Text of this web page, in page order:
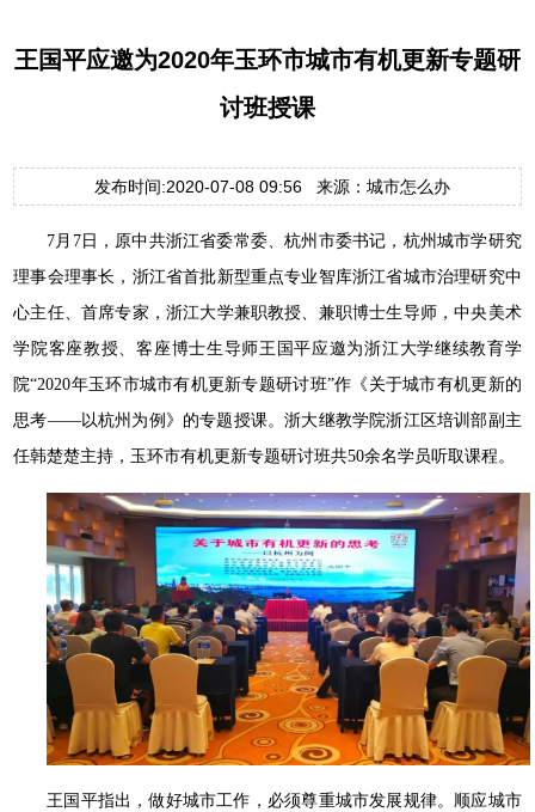
王国平应邀为2020年玉环市城市有机更新专题研
讨班授课
发布时间:2020-07-08 09:56 来源：城市怎么办
7月7日，原中共浙江省委常委、杭州市委书记，杭州城市学研究
理事会理事长，浙江省首批新型重点专业智库浙江省城市治理研究中
心主任、首席专家，浙江大学兼职教授、兼职博士生导师，中央美术
学院客座教授、客座博士生导师王国平应邀为浙江大学继续教育学
院“2020年玉环市城市有机更新专题研讨班”作《关于城市有机更新的
思考——以杭州为例》的专题授课。浙大继教学院浙江区培训部副主
任韩楚楚主持，玉环市有机更新专题研讨班共50余名学员听取课程。
王国平指出，做好城市工作，必须尊重城市发展规律。顺应城市